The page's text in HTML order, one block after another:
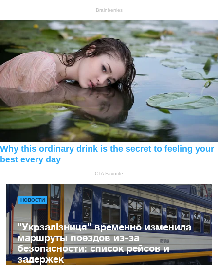
НОВОСТИ
"Укрзалізниця" временно изменила
маршруты поездов из-за
безопасности: список рейсов и
задержек